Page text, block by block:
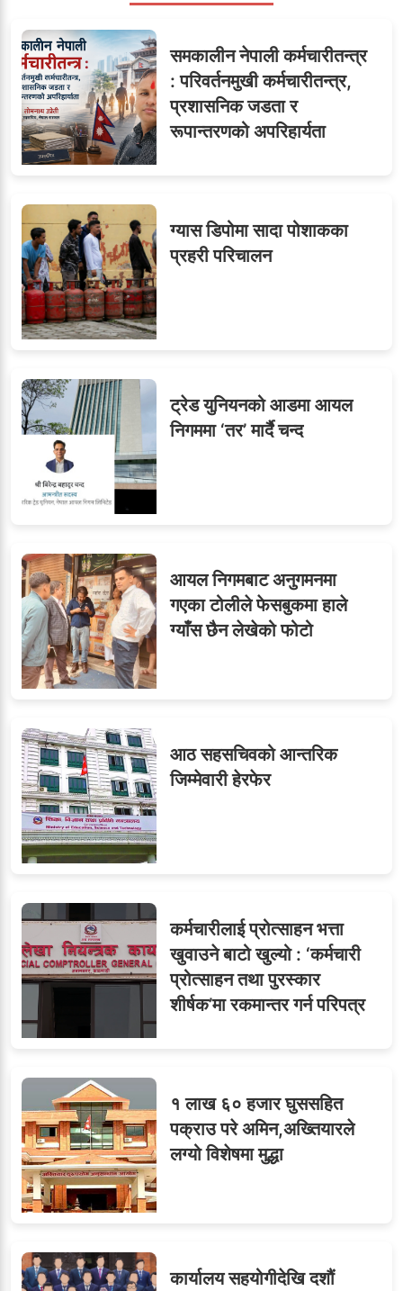
६सहसचिवमा प्रथम भएका
विजयकुमार शर्माको लोकसेवा
टिप्स
७
८जुनियरलाई दोहोरो जिम्मेवारी,
मन्त्रालयभित्र असन्तुष्टि
९ ओएनएमका नाममा अत्याचार :
सब–इन्जिनियरहरुको गम्भीर
ध्यानाकर्षण
समकालीन नेपाली कर्मचारीतन्त्र
: परिवर्तनमुखी कर्मचारीतन्त्र,
प्रशासनिक जडता र
रूपान्तरणको अपरिहार्यता
ग्यास डिपोमा सादा पोशाकका
प्रहरी परिचालन
ट्रेड युनियनको आडमा आयल
निगममा ‘तर’ मार्दै चन्द
आयल निगमबाट अनुगमनमा
गएका टोलीले फेसबुकमा हाले
ग्याँस छैन लेखेको फोटो
आठ सहसचिवको आन्तरिक
जिम्मेवारी हेरफेर
कर्मचारीलाई प्रोत्साहन भत्ता
खुवाउने बाटो खुल्यो : ‘कर्मचारी
प्रोत्साहन तथा पुरस्कार
शीर्षक’मा रकमान्तर गर्न परिपत्र
१ लाख ६० हजार घुससहित
पक्राउ परे अमिन,अख्तियारले
लग्यो विशेषमा मुद्धा
कार्यालय सहयोगीदेखि दशौं